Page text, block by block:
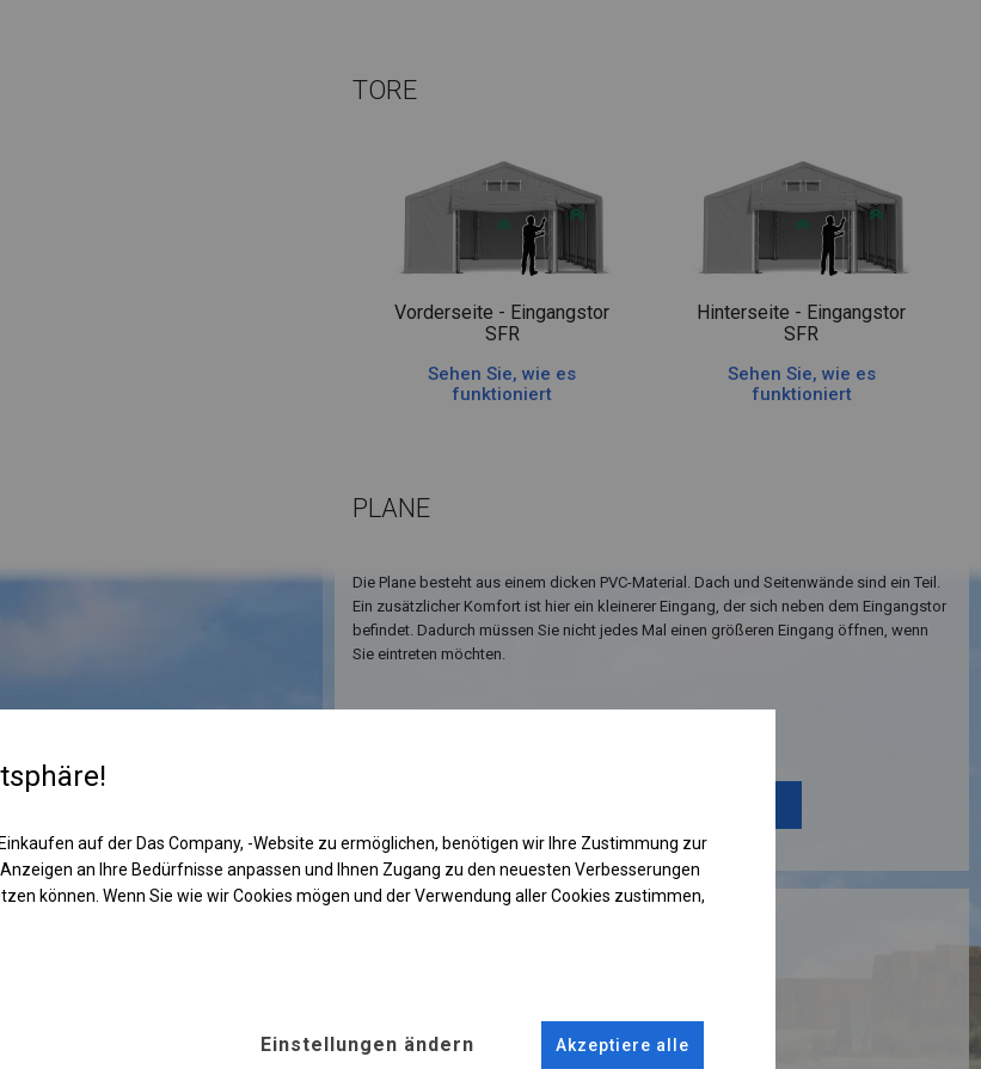
TORE
Vorderseite - Eingangstor
SFR
Sehen Sie, wie es
funktioniert
Hinterseite - Eingangstor
SFR
Sehen Sie, wie es
funktioniert
PLANE
Die Plane besteht aus einem dicken PVC-Material. Dach und Seitenwände sind ein Teil.
Ein zusätzlicher Komfort ist hier ein kleinerer Eingang, der sich neben dem Eingangstor
befindet. Dadurch müssen Sie nicht jedes Mal einen größeren Eingang öffnen, wenn
Sie eintreten möchten.
auf der Das Company, -Website zu ermöglichen, benötigen wir Ihre Zustimmung zur
an Ihre Bedürfnisse anpassen und Ihnen Zugang zu den neuesten Verbesserungen
können. Wenn Sie wie wir Cookies mögen und der Verwendung aller Cookies zustimmen,
Einstellungen ändern Akzeptiere alle